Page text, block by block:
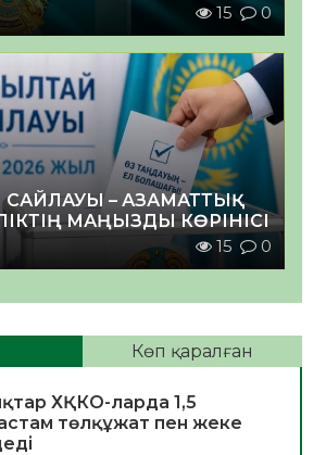
15 0
САЙЛАУЫ – АЗАМАТТЫҚ
МАҢЫЗДЫ КӨРІНІСІ
15 0
Көп қаралған
ХҚКО-ларда 1,5
төлқұжат пен жеке